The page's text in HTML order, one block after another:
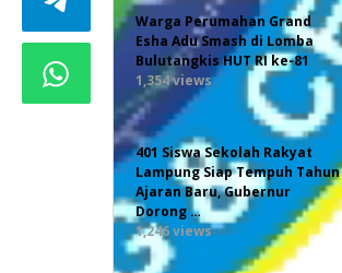
Warga Perumahan Grand
Esha Adu Smash di Lomba
Bulutangkis HUT RI ke-81
1,354 views
401 Siswa Sekolah Rakyat
Lampung Siap Tempuh Tahun
Ajaran Baru, Gubernur
Dorong …
1,246 views